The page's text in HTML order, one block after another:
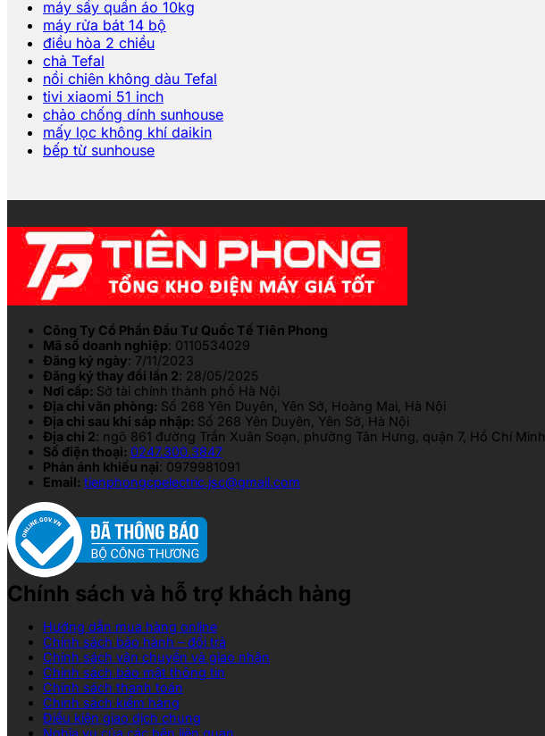
máy sấy quần áo 10kg
máy rửa bát 14 bộ
điều hòa 2 chiều
chả Tefal
nồi chiên không dàu Tefal
tivi xiaomi 51 inch
chảo chống dính sunhouse
mấy lọc không khí daikin
bếp từ sunhouse
Công Ty Cổ Phần Đầu Tư Quốc Tế Tiên Phong
Mã số doanh nghiệp: 0110534029
Đăng ký ngày: 7/11/2023
Đăng ký thay đổi lần 2: 28/05/2025
Nơi cấp: Sở tài chính thành phố Hà Nội
Địa chỉ văn phòng: Số 268 Yên Duyên, Yên Sở, Hoàng Mai, Hà Nội
Địa chỉ sau khi sáp nhập: Số 268 Yên Duyên, Yên Sở, Hà Nội
Địa chỉ 2: ngõ 861 đường Trần Xuân Soạn, phường Tân Hưng, quận 7, Hồ Chí Minh
Số điện thoại: 0247.300.3847
Phản ánh khiếu nại: 0979981091
Email: tienphongcpelectric.jsc@gmail.com
Chính sách và hỗ trợ khách hàng
Hướng dẫn mua hàng online
Chính sách bảo hành – đổi trả
Chính sách vận chuyển và giao nhận
Chính sách bảo mật thông tin
Chính sách thanh toán
Chính sách kiểm hàng
Điều kiện giao dịch chung